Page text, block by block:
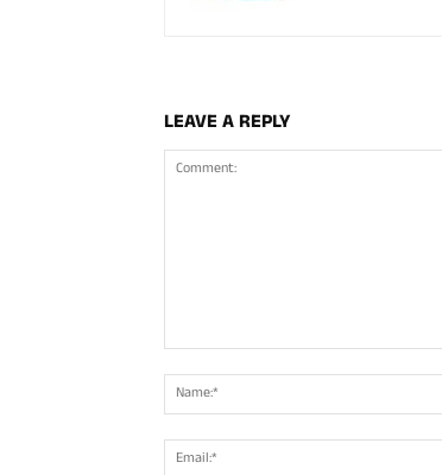
LEAVE A REPLY